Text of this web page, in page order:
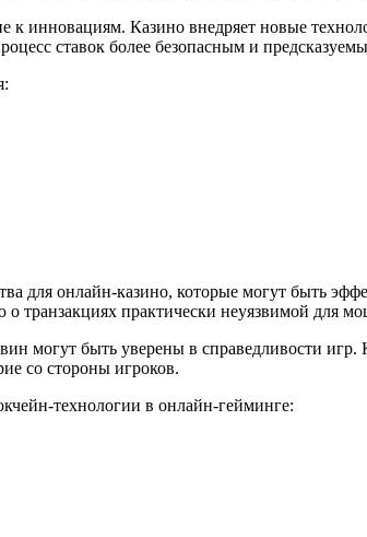
к инновациям. Казино внедряет новые
ставок более безопасным и
для онлайн-казино, которые могут быть
транзакциях практически неуязвимой для
могут быть уверены в справедливости
со стороны игроков.
технологии в онлайн-гейминге: